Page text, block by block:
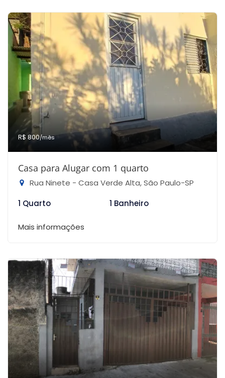
R$ 800/mês
Casa para Alugar com 1 quarto
Rua Ninete - Casa Verde Alta, São Paulo-SP
1 Quarto
1 Banheiro
Mais informações